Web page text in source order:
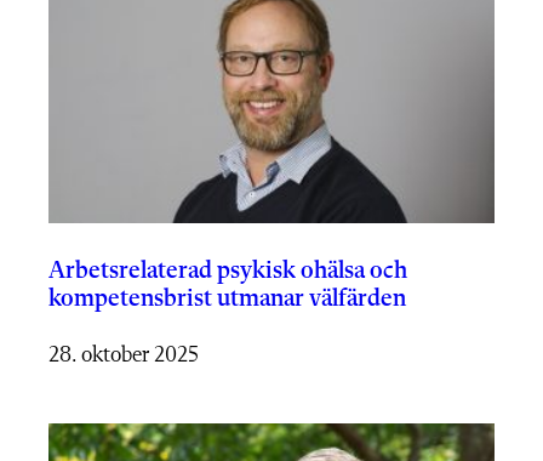
Arbetsrelaterad psykisk ohälsa och
kompetensbrist utmanar välfärden
28. oktober 2025